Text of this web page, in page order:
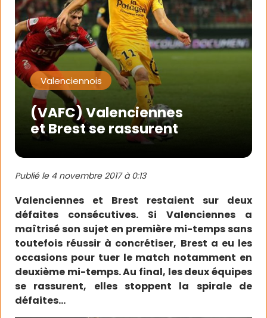
Valenciennois
(VAFC) Valenciennes
et Brest se rassurent
Publié le 4 novembre 2017 à 0:13
Valenciennes et Brest restaient sur deux
défaites consécutives. Si Valenciennes a
maîtrisé son sujet en première mi-temps sans
toutefois réussir à concrétiser, Brest a eu les
occasions pour tuer le match notamment en
deuxième mi-temps. Au final, les deux équipes
se rassurent, elles stoppent la spirale de
défaites…